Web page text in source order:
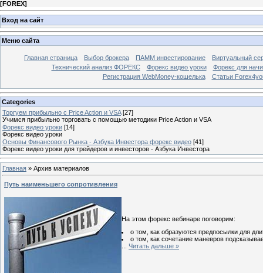
[FOREX]
Вход на сайт
Меню сайта
Главная страница Выбор брокера ПАММ инвестирование
Виртуальный
Технический анализ ФОРЕКС
Форекс видео уроки
Форекс для
Регистрация WebMoney-кошелька
Статьи
Categories
Торгуем прибыльно с Price Action и VSA [27]
Учимся прибыльно торговать с помощью методики Price Action и VSA
Форекс видео уроки [14]
Форекс видео уроки
Основы Финансового Рынка - Азбука Инвестора форекс видео [41]
Форекс видео уроки для трейдеров и инвесторов - Азбука Инвестора
Главная » Архив материалов
Путь наименьшего сопротивления
На этом форекс вебинаре поговорим:
о том, как образуются предпосылки для
о том, как сочетание маневров
... Читать дальше »